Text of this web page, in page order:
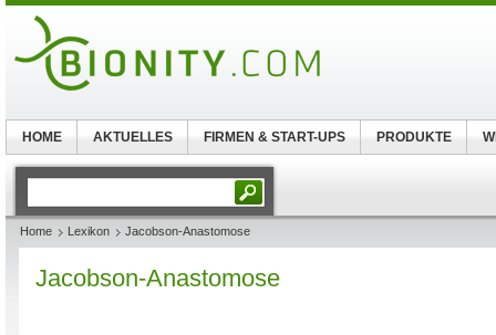
Home Lexikon Jacobson-Anastomose
Jacobson-Anastomose
HOME AKTUELLES FIRMEN & START-UPS PRODUKTE